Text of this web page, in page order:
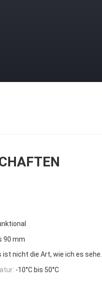
90 mm
ist nicht die Art, wie ich es sehe.
-10°C bis 50°C